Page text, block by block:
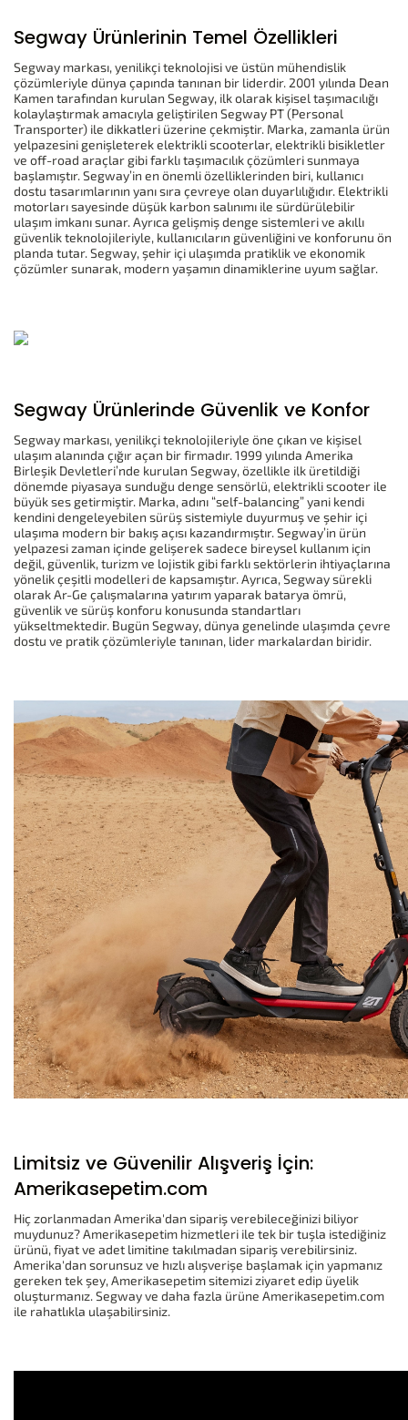
Segway Ürünlerinin Temel Özellikleri
Segway markası, yenilikçi teknolojisi ve üstün mühendislik
çözümleriyle dünya çapında tanınan bir liderdir. 2001 yılında Dean
Kamen tarafından kurulan Segway, ilk olarak kişisel taşımacılığı
kolaylaştırmak amacıyla geliştirilen Segway PT (Personal
Transporter) ile dikkatleri üzerine çekmiştir. Marka, zamanla ürün
yelpazesini genişleterek elektrikli scooterlar, elektrikli bisikletler
ve off-road araçlar gibi farklı taşımacılık çözümleri sunmaya
başlamıştır. Segway’in en önemli özelliklerinden biri, kullanıcı
dostu tasarımlarının yanı sıra çevreye olan duyarlılığıdır. Elektrikli
motorları sayesinde düşük karbon salınımı ile sürdürülebilir
ulaşım imkanı sunar. Ayrıca gelişmiş denge sistemleri ve akıllı
güvenlik teknolojileriyle, kullanıcıların güvenliğini ve konforunu ön
planda tutar. Segway, şehir içi ulaşımda pratiklik ve ekonomik
çözümler sunarak, modern yaşamın dinamiklerine uyum sağlar.
Segway Ürünlerinde Güvenlik ve Konfor
Segway markası, yenilikçi teknolojileriyle öne çıkan ve kişisel
ulaşım alanında çığır açan bir firmadır. 1999 yılında Amerika
Birleşik Devletleri’nde kurulan Segway, özellikle ilk üretildiği
dönemde piyasaya sunduğu denge sensörlü, elektrikli scooter ile
büyük ses getirmiştir. Marka, adını “self-balancing” yani kendi
kendini dengeleyebilen sürüş sistemiyle duyurmuş ve şehir içi
ulaşıma modern bir bakış açısı kazandırmıştır. Segway’in ürün
yelpazesi zaman içinde gelişerek sadece bireysel kullanım için
değil, güvenlik, turizm ve lojistik gibi farklı sektörlerin ihtiyaçlarına
yönelik çeşitli modelleri de kapsamıştır. Ayrıca, Segway sürekli
olarak Ar-Ge çalışmalarına yatırım yaparak batarya ömrü,
güvenlik ve sürüş konforu konusunda standartları
yükseltmektedir. Bugün Segway, dünya genelinde ulaşımda çevre
dostu ve pratik çözümleriyle tanınan, lider markalardan biridir.
Limitsiz ve Güvenilir Alışveriş İçin:
Amerikasepetim.com
Hiç zorlanmadan Amerika'dan sipariş verebileceğinizi biliyor
muydunuz? Amerikasepetim hizmetleri ile tek bir tuşla istediğiniz
ürünü, fiyat ve adet limitine takılmadan sipariş verebilirsiniz.
Amerika'dan sorunsuz ve hızlı alışverişe başlamak için yapmanız
gereken tek şey, Amerikasepetim sitemizi ziyaret edip üyelik
oluşturmanız. Segway ve daha fazla ürüne Amerikasepetim.com
ile rahatlıkla ulaşabilirsiniz.